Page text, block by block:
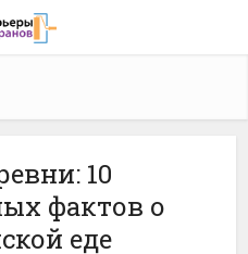
10
фактов о
еде